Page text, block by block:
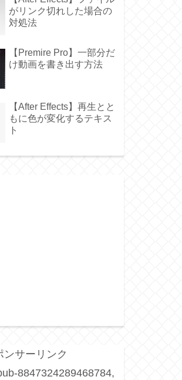
がリンク切れした場合の
対処法
【Premire Pro】一部分だ
け動画を書き出す方法
【After Effects】再生とと
もに色が変化するテキス
ト
ンサーリンク
8847324289468784,